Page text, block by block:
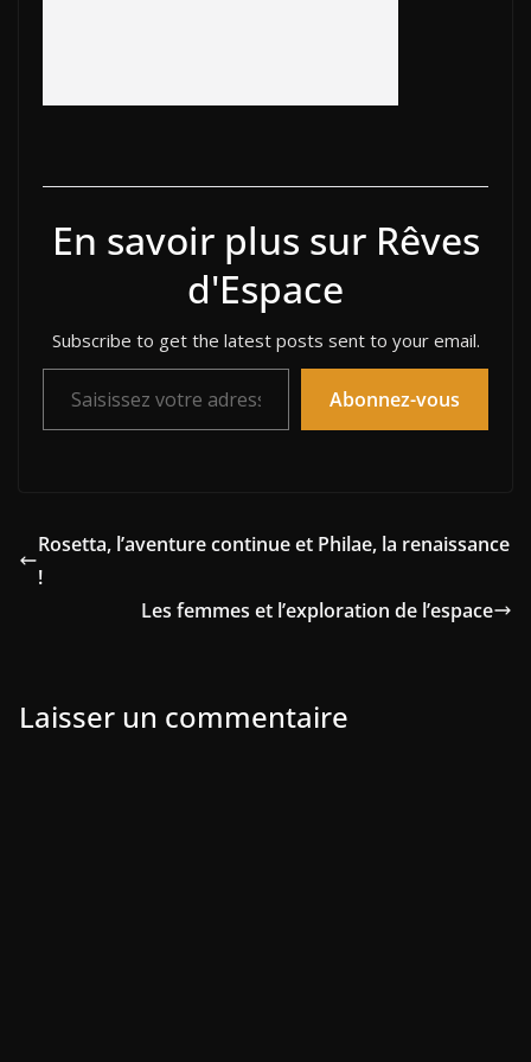
En savoir plus sur Rêves
d'Espace
Subscribe to get the latest posts sent to your email.
Saisissez votre adresse e-mail…
Abonnez-vous
Rosetta, l’aventure continue et Philae, la renaissance
!
Les femmes et l’exploration de l’espace
Laisser un commentaire